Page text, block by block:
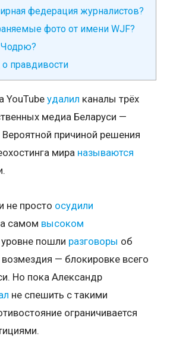
федерация журналистов?
фото от имени WJF?
Чодрю?
правдивости
YouTubeудалил каналы трёх
медиа Беларуси —
причиной решения
мира называются
не просто осудили
самом высоком
пошли разговоры об
возмездия — блокировке всего
Но пока Александр
не спешить с такими
ограничивается